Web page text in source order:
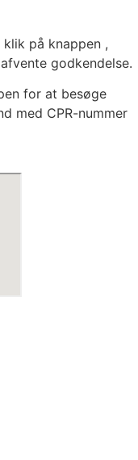
på knappen ,
godkendelse.
for at besøge
med CPR-nummer